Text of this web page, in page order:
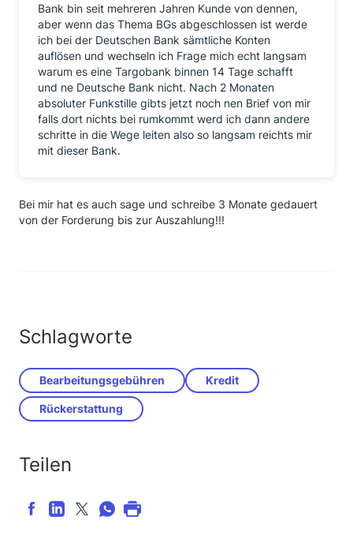
Bank bin seit mehreren Jahren Kunde von dennen,
aber wenn das Thema BGs abgeschlossen ist werde
ich bei der Deutschen Bank sämtliche Konten
auflösen und wechseln ich Frage mich echt langsam
warum es eine Targobank binnen 14 Tage schafft
und ne Deutsche Bank nicht. Nach 2 Monaten
absoluter Funkstille gibts jetzt noch nen Brief von mir
falls dort nichts bei rumkommt werd ich dann andere
schritte in die Wege leiten also so langsam reichts mir
mit dieser Bank.
Bei mir hat es auch sage und schreibe 3 Monate gedauert
von der Forderung bis zur Auszahlung!!!
Schlagworte
Bearbeitungsgebühren Kredit
Rückerstattung
Teilen